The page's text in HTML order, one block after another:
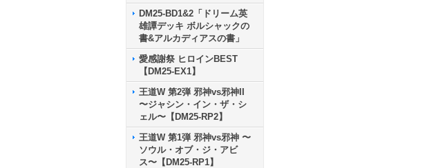
DM25-BD1&2「ドリーム英
雄譚デッキ ボルシャックの
書&アルカディアスの書」
愛感謝祭 ヒロインBEST
【DM25-EX1】
王道W 第2弾 邪神vs邪神II
〜ジャシン・イン・ザ・シ
ェル〜【DM25-RP2】
王道W 第1弾 邪神vs邪神 〜
ソウル・オブ・ジ・アビ
ス〜【DM25-RP1】